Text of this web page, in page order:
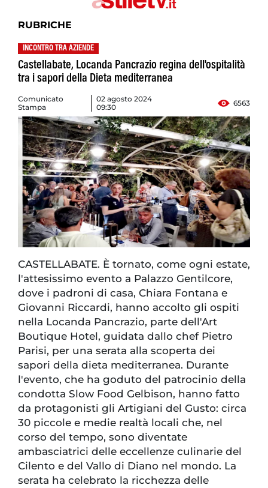
RUBRICHE
INCONTRO TRA AZIENDE
Castellabate, Locanda Pancrazio regina dell'ospitalità
tra i sapori della Dieta mediterranea
Comunicato
Stampa
02 agosto 2024
09:30
6563
CASTELLABATE. È tornato, come ogni estate,
l'attesissimo evento a Palazzo Gentilcore,
dove i padroni di casa, Chiara Fontana e
Giovanni Riccardi, hanno accolto gli ospiti
nella Locanda Pancrazio, parte dell'Art
Boutique Hotel, guidata dallo chef Pietro
Parisi, per una serata alla scoperta dei
sapori della dieta mediterranea. Durante
l'evento, che ha goduto del patrocinio della
condotta Slow Food Gelbison, hanno fatto
da protagonisti gli Artigiani del Gusto: circa
30 piccole e medie realtà locali che, nel
corso del tempo, sono diventate
ambasciatrici delle eccellenze culinarie del
Cilento e del Vallo di Diano nel mondo. La
serata ha celebrato la ricchezza delle